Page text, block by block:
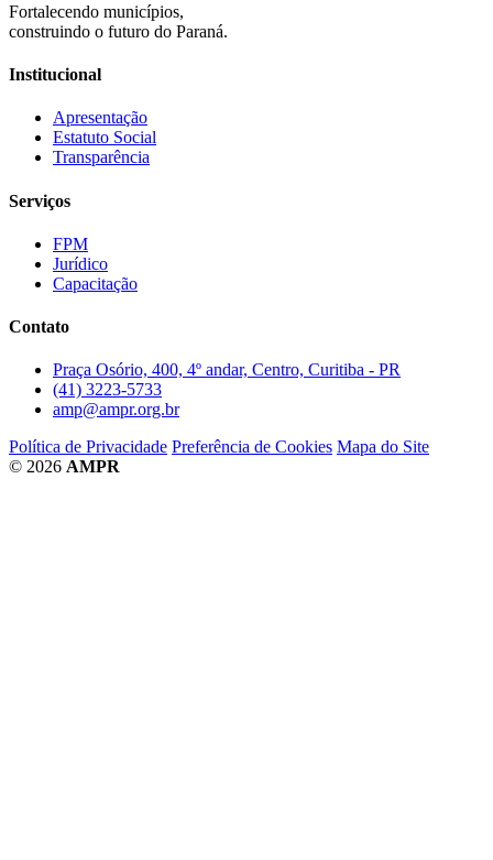
Fortalecendo municípios,
construindo o futuro do Paraná.
Institucional
Apresentação
Estatuto Social
Transparência
Serviços
FPM
Jurídico
Capacitação
Contato
Praça Osório, 400, 4º andar, Centro, Curitiba - PR
(41) 3223-5733
amp@ampr.org.br
Política de Privacidade Preferência de Cookies Mapa do Site
© 2026 AMPR